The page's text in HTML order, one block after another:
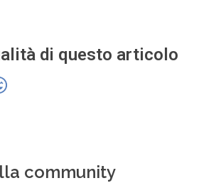
di questo articolo
community